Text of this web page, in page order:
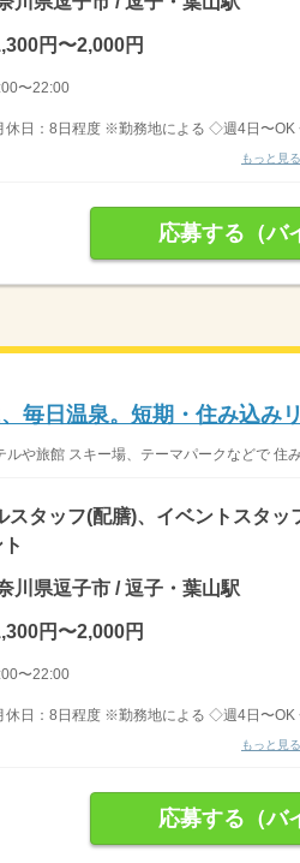
円〜2,000円
〜22:00
日：8日程度 ※勤務地による ◇週4日〜OK
もっと見る
応募する（バ
毎日温泉。短期・住み込み
ルや旅館 スキー場、テーマパークなどで 住
スタッフ(配膳)、イベントスタッ
川県逗子市 / 逗子・葉山駅
円〜2,000円
〜22:00
日：8日程度 ※勤務地による ◇週4日〜OK
もっと見る
応募する（バ